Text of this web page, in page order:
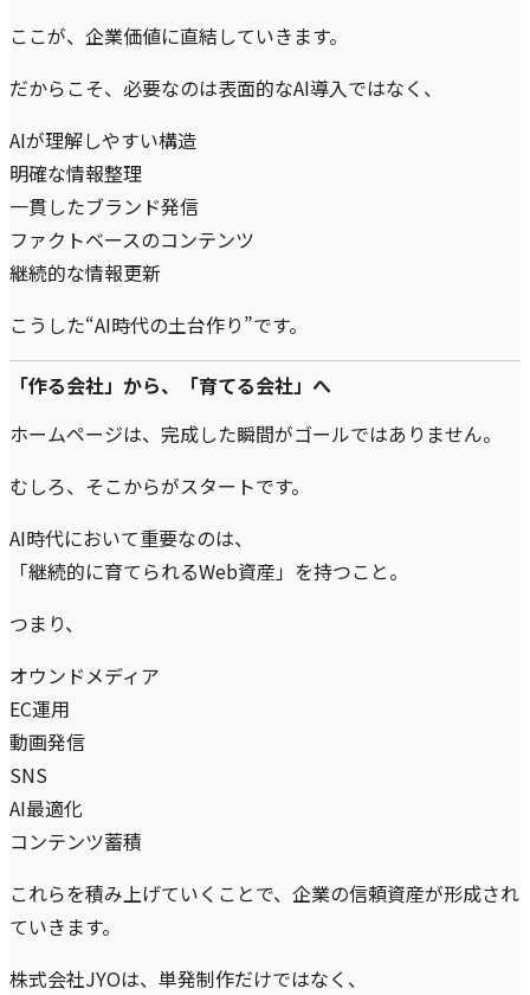
ここが、企業価値に直結していきます。
だからこそ、必要なのは表面的なAI導入ではなく、
AIが理解しやすい構造
明確な情報整理
一貫したブランド発信
ファクトベースのコンテンツ
継続的な情報更新
こうした“AI時代の土台作り”です。
「作る会社」から、「育てる会社」へ
ホームページは、完成した瞬間がゴールではありません。
むしろ、そこからがスタートです。
AI時代において重要なのは、
「継続的に育てられるWeb資産」を持つこと。
つまり、
オウンドメディア
EC運用
動画発信
SNS
AI最適化
コンテンツ蓄積
これらを積み上げていくことで、企業の信頼資産が形成され
ていきます。
株式会社JYOは、単発制作だけではなく、